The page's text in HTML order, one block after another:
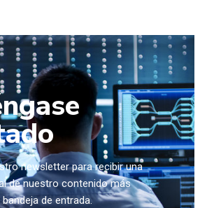
newsletter para recibir una
de nuestro contenido más
de entrada.